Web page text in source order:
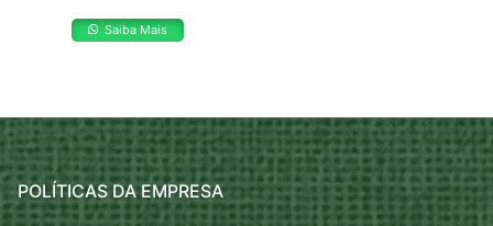
Saiba Mais
POLÍTICAS DA EMPRESA